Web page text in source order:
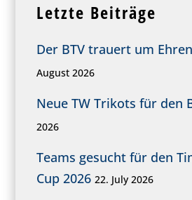
Letzte Beiträge
Der BTV trauert um
August 2026
Neue TW Trikots für den
2026
Teams gesucht für den
Cup 2026 22. July 2026